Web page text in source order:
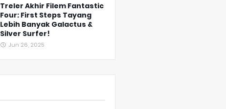
Treler Akhir Filem Fantastic
Four: First Steps Tayang
Lebih Banyak Galactus &
Silver Surfer!
Jun 26, 2025